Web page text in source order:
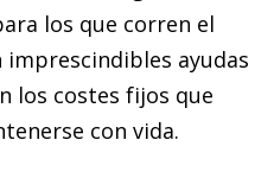
los que corren el
ayudas
los costes fijos que
con vida.